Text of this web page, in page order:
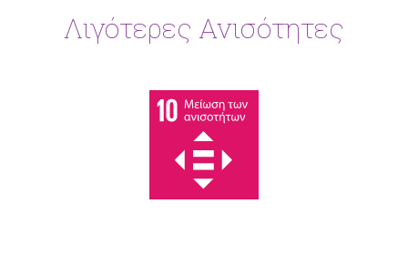
Λιγότερες Ανισότητες